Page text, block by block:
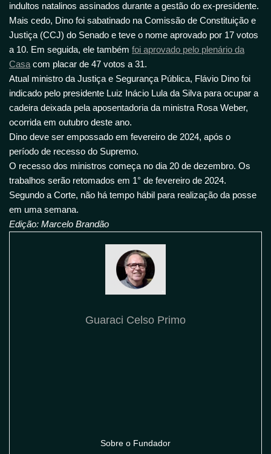
indultos natalinos assinados durante a gestão do ex-presidente.
Mais cedo, Dino foi sabatinado na Comissão de Constituição e
Justiça (CCJ) do Senado e teve o nome aprovado por 17 votos
a 10. Em seguida, ele também foi aprovado pelo plenário da
Casa com placar de 47 votos a 31.
Atual ministro da Justiça e Segurança Pública, Flávio Dino foi
indicado pelo presidente Luiz Inácio Lula da Silva para ocupar a
cadeira deixada pela aposentadoria da ministra Rosa Weber,
ocorrida em outubro deste ano.
Dino deve ser empossado em fevereiro de 2024, após o
período de recesso do Supremo.
O recesso dos ministros começa no dia 20 de dezembro. Os
trabalhos serão retomados em 1° de fevereiro de 2024.
Segundo a Corte, não há tempo hábil para realização da posse
em uma semana.
Edição: Marcelo Brandão
Guaraci Celso Primo
Sobre o Fundador